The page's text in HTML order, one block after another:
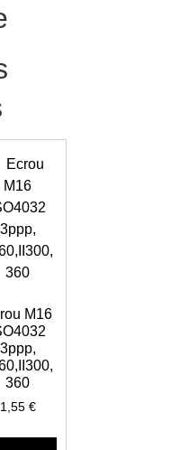
M16
3ppp,
360
1,55 €